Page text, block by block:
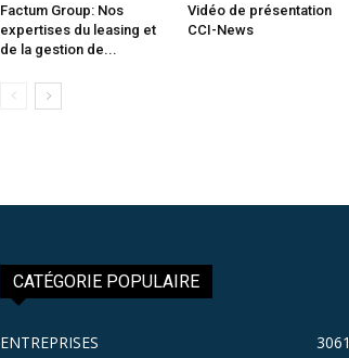
Factum Group: Nos
expertises du leasing et
de la gestion de...
Vidéo de présentation
CCI-News
CATÉGORIE POPULAIRE
ENTREPRISES 3061